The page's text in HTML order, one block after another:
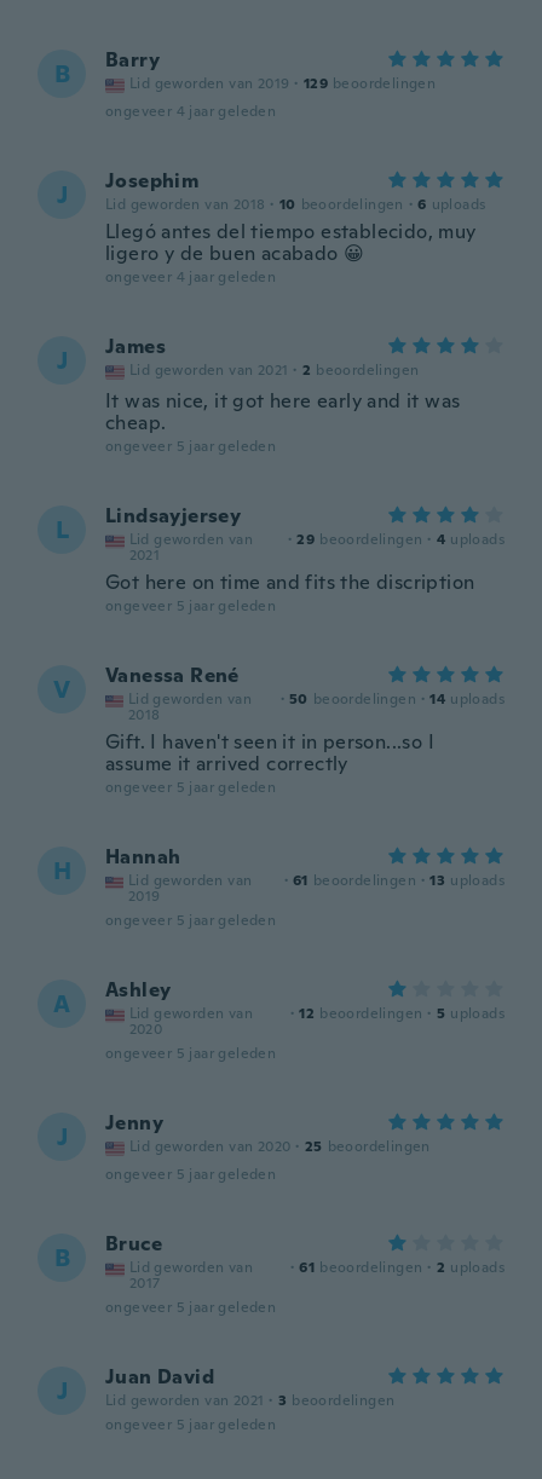
B Barry
Lid geworden van 2019 · 129 beoordelingen
ongeveer 4 jaar geleden
J Josephim
Lid geworden van 2018 · 10 beoordelingen · 6 uploads
Llegó antes del tiempo establecido, muy
ligero y de buen acabado 😀
ongeveer 4 jaar geleden
J James
Lid geworden van 2021 · 2 beoordelingen
It was nice, it got here early and it was
cheap.
ongeveer 5 jaar geleden
L Lindsayjersey
Lid geworden van
2021
· 29 beoordelingen · 4 uploads
Got here on time and fits the discription
ongeveer 5 jaar geleden
V Vanessa René
Lid geworden van
2018
· 50 beoordelingen · 14 uploads
Gift. I haven't seen it in person...so I
assume it arrived correctly
ongeveer 5 jaar geleden
H Hannah
Lid geworden van
2019
· 61 beoordelingen · 13 uploads
ongeveer 5 jaar geleden
A Ashley
Lid geworden van
2020
· 12 beoordelingen · 5 uploads
ongeveer 5 jaar geleden
J Jenny
Lid geworden van 2020 · 25 beoordelingen
ongeveer 5 jaar geleden
B Bruce
Lid geworden van
2017
· 61 beoordelingen · 2 uploads
ongeveer 5 jaar geleden
J Juan David
Lid geworden van 2021 · 3 beoordelingen
ongeveer 5 jaar geleden